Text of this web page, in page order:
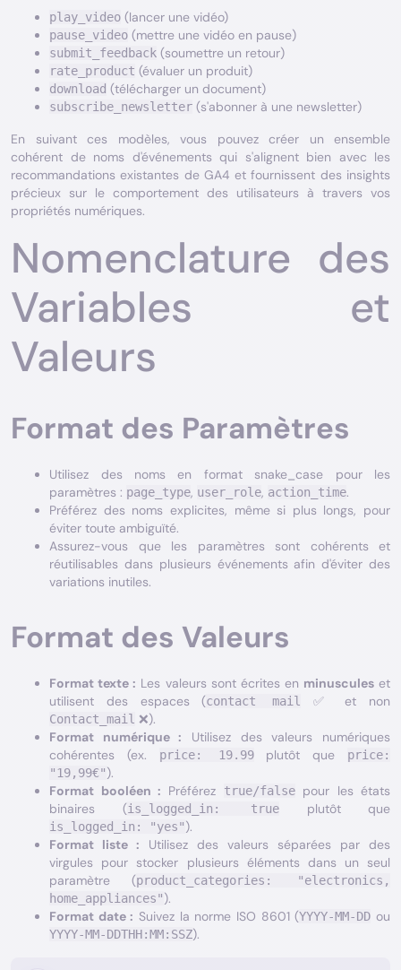
play_video (lancer une vidéo)
pause_video (mettre une vidéo en pause)
submit_feedback (soumettre un retour)
rate_product (évaluer un produit)
download (télécharger un document)
subscribe_newsletter (s'abonner à une newsletter)
En suivant ces modèles, vous pouvez créer un ensemble
cohérent de noms d'événements qui s'alignent bien avec les
recommandations existantes de GA4 et fournissent des insights
précieux sur le comportement des utilisateurs à travers vos
propriétés numériques.
Nomenclature des
Variables et
Valeurs
Format des Paramètres
Utilisez des noms en format snake_case pour les
paramètres : page_type, user_role, action_time.
Préférez des noms explicites, même si plus longs, pour
éviter toute ambiguïté.
Assurez-vous que les paramètres sont cohérents et
réutilisables dans plusieurs événements afin d'éviter des
variations inutiles.
Format des Valeurs
Format texte : Les valeurs sont écrites en minusculeset
utilisent des espaces (contact mail ✅ et non
Contact_mail ❌).
Format numérique : Utilisez des valeurs numériques
cohérentes (ex.
price: 19.99plutôt que
price:
"19,99€").
Format booléen : Préférez true/falsepour les états
binaires (is_logged_in: true plutôt que
is_logged_in: "yes").
Format liste : Utilisez des valeurs séparées par des
virgules pour stocker plusieurs éléments dans un seul
paramètre (product_categories: "electronics,
home_appliances").
Format date : Suivez la norme ISO 8601 (YYYY-MM-DD ou
YYYY-MM-DDTHH:MM:SSZ).